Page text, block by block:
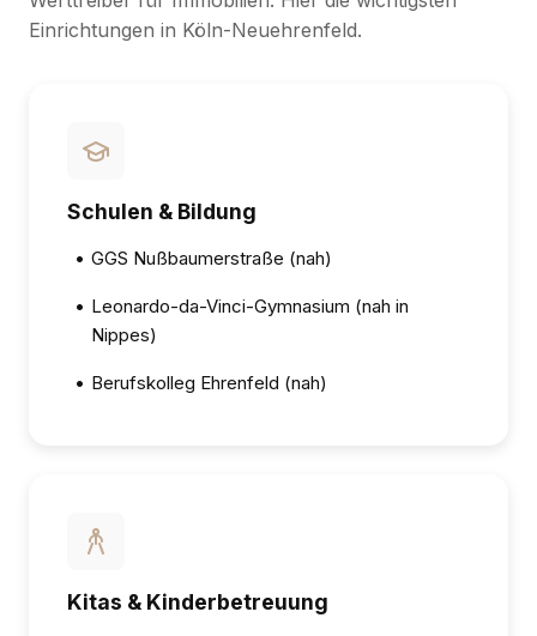
Einrichtungen in Köln-Neuehrenfeld.
Schulen & Bildung
• GGS Nußbaumerstraße (nah)
• Leonardo-da-Vinci-Gymnasium (nah in
Nippes)
• Berufskolleg Ehrenfeld (nah)
Kitas & Kinderbetreuung